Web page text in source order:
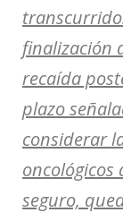
finalización
recaída
plazo
considerar
oncológicos
seguro,